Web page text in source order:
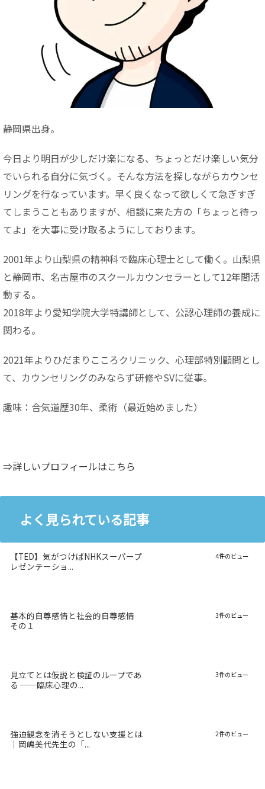
静岡県出身。
今日より明日が少しだけ楽になる、ちょっとだけ楽しい気分
でいられる自分に気づく。そんな方法を探しながらカウンセ
リングを行なっています。早く良くなって欲しくて急ぎすぎ
てしまうこともありますが、相談に来た方の「ちょっと待っ
てよ」を大事に受け取るようにしております。
2001年より山梨県の精神科で臨床心理士として働く。山梨県
と静岡市、名古屋市のスクールカウンセラーとして12年間活
動する。
2018年より愛知学院大学特講師として、公認心理師の養成に
関わる。
2021年よりひだまりこころクリニック、心理部特別顧問とし
て、カウンセリングのみならず研修やSVに従事。
趣味：合気道歴30年、柔術（最近始めました）
⇒詳しいプロフィールはこちら
よく見られている記事
【TED】気がつけばNHKスーパープ
レゼンテーショ...
4件のビュー
基本的自尊感情と社会的自尊感情
その１
3件のビュー
見立てとは仮説と検証のループであ
る ──臨床心理の...
3件のビュー
強迫観念を消そうとしない支援とは
｜岡嶋美代先生の「...
2件のビュー